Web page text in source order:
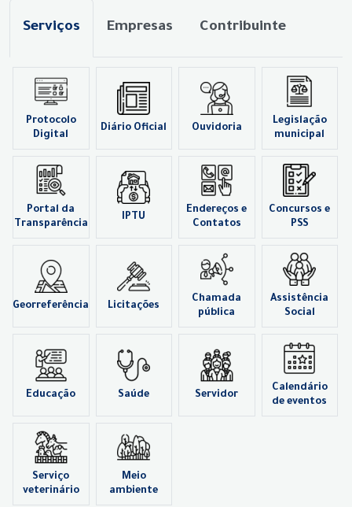
Serviços Empresas Contribuinte
Protocolo
Digital
Diário Oficial Ouvidoria
Legislação
municipal
Portal da
Transparência
IPTU
Endereços e
Contatos
Concursos e
PSS
Georreferência Licitações
Chamada
pública
Assistência
Social
Educação Saúde Servidor
Calendário
de eventos
Serviço
veterinário
Meio
ambiente